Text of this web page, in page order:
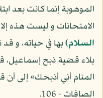
الموهوبة إنما كانت بعد
الامتحانات و ليست هذه إلا
السلام)بها في حياته، و
بلاء قضية ذبح إسماعيل،
المنام أني أذبحك» إلى أن
الصافات - 106.